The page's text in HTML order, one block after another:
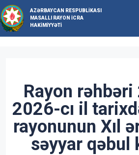
AZƏRBAYCAN RESPUBLIKASI
MASALLI RAYON İCRA
HAKIMIYYƏTI
Rayon
2026-cı il
rayonunun Xıl
səyyar qəbul